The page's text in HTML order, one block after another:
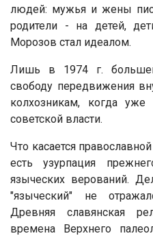
людей: мужья и жены
родители - на детей,
Морозов стал идеалом.
Лишь в 1974 г.
свободу передвижения
колхозникам, когда уже
советской власти.
Что касается
есть узурпация
языческих верований.
"языческий" не
Древняя славянская
времена Верхнего